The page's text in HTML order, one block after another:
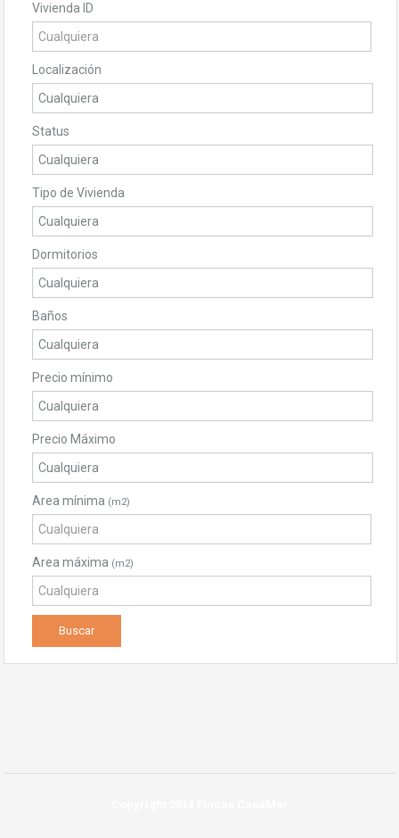
Vivienda ID
Localización
Status
Tipo de Vivienda
Dormitorios
Baños
Precio mínimo
Precio Máximo
Area mínima (m2)
Area máxima (m2)